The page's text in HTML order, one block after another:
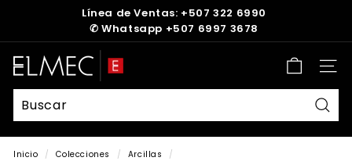
diapositivas
pausa
Línea de Ventas: +507 322 6990
✆ Whatsapp +507 6997 3678
E
L
M
E
C
Inicio / Colecciones / Arcillas /